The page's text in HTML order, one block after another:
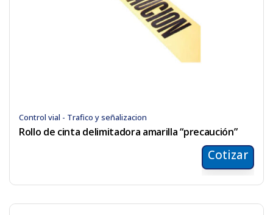
Control vial - Trafico y señalizacion
Rollo de cinta delimitadora amarilla “precaución”
Cotizar